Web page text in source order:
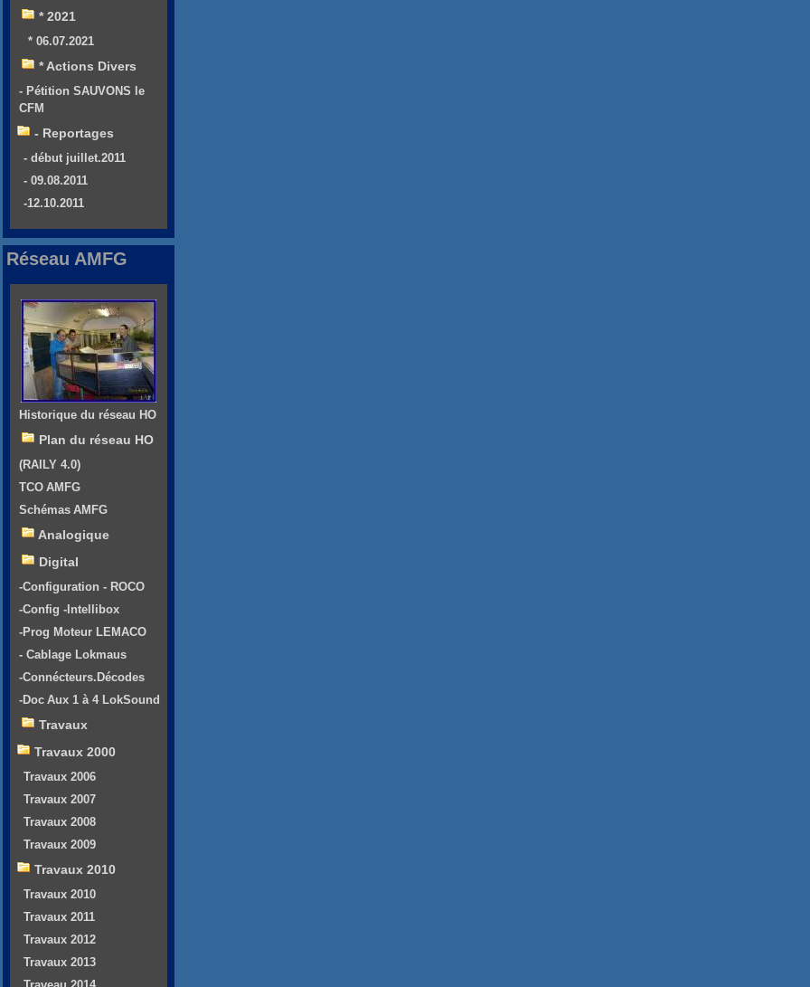
* 2021
* 06.07.2021
* Actions Divers
- Pétition SAUVONS le
CFM
- Reportages
- début juillet.2011
- 09.08.2011
-12.10.2011
Réseau AMFG
Historique du réseau HO
Plan du réseau HO
(RAILY 4.0)
TCO AMFG
Schémas AMFG
Analogique
Digital
-Configuration - ROCO
-Config -Intellibox
-Prog Moteur LEMACO
- Cablage Lokmaus
-Connécteurs.Décodes
-Doc Aux 1 à 4 LokSound
Travaux
Travaux 2000
Travaux 2006
Travaux 2007
Travaux 2008
Travaux 2009
Travaux 2010
Travaux 2010
Travaux 2011
Travaux 2012
Travaux 2013